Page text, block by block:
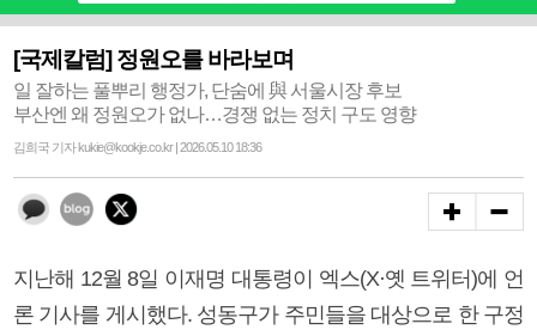
[국제칼럼] 정원오를 바라보며
일 잘하는 풀뿌리 행정가, 단숨에 與 서울시장 후보
부산엔 왜 정원오가 없나…경쟁 없는 정치 구도 영향
김희국 기자 kukie@kookje.co.kr | 2026.05.10 18:36
지난해 12월 8일 이재명 대통령이 엑스(X·옛 트위터)에 언
론 기사를 게시했다. 성동구가 주민들을 대상으로 한 구정